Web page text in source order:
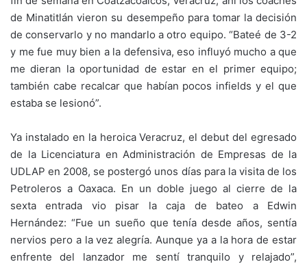
de Minatitlán vieron su desempeño para tomar la decisión
de conservarlo y no mandarlo a otro equipo. “Bateé de 3-2
y me fue muy bien a la defensiva, eso influyó mucho a que
me dieran la oportunidad de estar en el primer equipo;
también cabe recalcar que habían pocos infields y el que
estaba se lesionó”.
Ya instalado en la heroica Veracruz, el debut del egresado
de la Licenciatura en Administración de Empresas de la
UDLAP en 2008, se postergó unos días para la visita de los
Petroleros a Oaxaca. En un doble juego al cierre de la
sexta entrada vio pisar la caja de bateo a Edwin
Hernández: “Fue un sueño que tenía desde años, sentía
nervios pero a la vez alegría. Aunque ya a la hora de estar
enfrente del lanzador me sentí tranquilo y relajado”,